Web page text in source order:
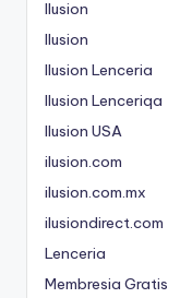
Ilusion
Ilusion
Ilusion Lenceria
Ilusion Lenceriqa
Ilusion USA
ilusion.com
ilusion.com.mx
ilusiondirect.com
Lenceria
Membresia Gratis